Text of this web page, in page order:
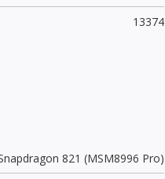
13374
821 (MSM8996 Pro)